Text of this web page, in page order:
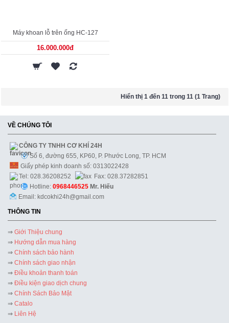
Máy khoan lỗ trên ống HC-127
16.000.000đ
Hiển thị 1 đến 11 trong 11 (1 Trang)
VỀ CHÚNG TÔI
CÔNG TY TNHH CƠ KHÍ 24H
Số 6, đường 655, KP60, P. Phước Long, TP. HCM
Giấy phép kinh doanh số: 0313022428
Tel: 028.36208252
Fax: 028.37282851
Hotline: 0968446525 Mr. Hiếu
Email: kdcokhi24h@gmail.com
THÔNG TIN
⇒ Giới Thiệu chung
⇒ Hướng dẫn mua hàng
⇒ Chính sách bảo hành
⇒ Chính sách giao nhận
⇒ Điều khoản thanh toán
⇒ Điều kiện giao dịch chung
⇒ Chính Sách Bảo Mật
⇒ Catalo
⇒ Liên Hệ